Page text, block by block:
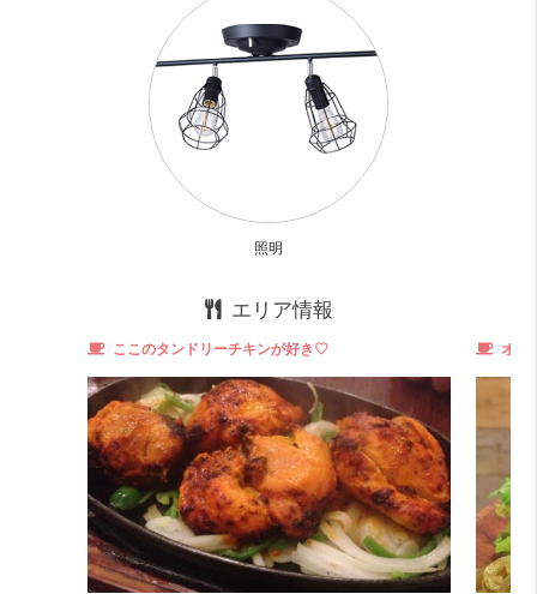
外からもまる見え！！！
そう、バスルームがまる見えの件はデザイナーズでは当たり
気持ちいいほど真っ白で爽やかでいいけど、
やっぱりまる見えのことが頭から離れない。。。
目についた奥のシャワーカーテンらしきものを見ると、かな
ですよね～
と安心したところで、
奥のバルコニーが気になり、出てここも写真に収めておきま
した。
裸で出ることを想定した設計なのか。。。
換気にしては大規模すぎるし
ま、そこはスルーして先に→ → →
照明
エリア情報
ここのタンドリーチキンが好き♡ オリ